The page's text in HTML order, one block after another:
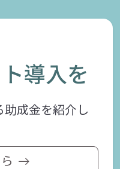
導入を
成金を紹介し